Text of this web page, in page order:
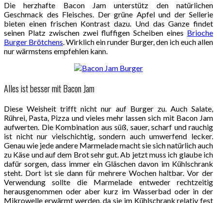
Die herzhafte Bacon Jam unterstütz den natürlichen
Geschmack des Fleisches. Der grüne Apfel und der Sellerie
bieten einen frischen Kontrast dazu. Und das Ganze findet
seinen Platz zwischen zwei fluffigen Scheiben eines Brioche
Burger Brötchens. Wirklich ein runder Burger, den ich euch allen
nur wärmstens empfehlen kann.
Alles ist besser mit Bacon Jam
Diese Weisheit trifft nicht nur auf Burger zu. Auch Salate,
Rührei, Pasta, Pizza und vieles mehr lassen sich mit Bacon Jam
aufwerten. Die Kombination aus süß, sauer, scharf und rauchig
ist nicht nur vielschichtig, sondern auch umwerfend lecker.
Genau wie jede andere Marmelade macht sie sich natürlich auch
zu Käse und auf dem Brot sehr gut. Ab jetzt muss ich glaube ich
dafür sorgen, dass immer ein Gläschen davon im Kühlschrank
steht. Dort ist sie dann für mehrere Wochen haltbar. Vor der
Verwendung sollte die Marmelade entweder rechtzeitig
herausgenommen oder aber kurz im Wasserbad oder in der
Mikrowelle erwärmt werden, da sie im Kühlschrank relativ fest